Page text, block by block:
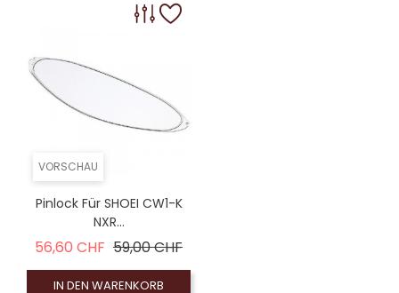
VORSCHAU
Pinlock Für SHOEI CW1-K
NXR...
56,60 CHF Verkaufspreis
59,00 CHFPreis
IN DEN WARENKORB